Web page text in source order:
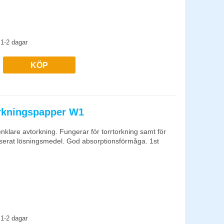
tål de flesta lösningsmedel och fett. För
arbetsplatser. Storpack i 800-1 200 ark per förpackning är
1-2 dagar
KÖP
W1
avtorkning. Fungerar för torrtorkning samt för
lösningsmedel. God absorptionsförmåga. 1st
1-2 dagar